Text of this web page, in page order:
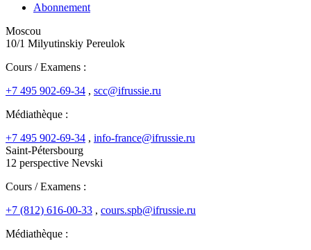
Abonnement
Moscou
10/1 Milyutinskiy Pereulok
Cours / Examens :
+7 495 902-69-34 , scc@ifrussie.ru
Médiathèque :
+7 495 902-69-34 , info-france@ifrussie.ru
Saint-Pétersbourg
12 perspective Nevski
Cours / Examens :
+7 (812) 616-00-33 , cours.spb@ifrussie.ru
Médiathèque :